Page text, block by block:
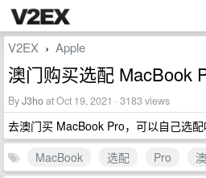
V2EX › Apple
澳门购买选配 MacBook
ByJ3hoat Oct 19, 2021 · 3183 views
去澳门买 MacBook Pro，可以自己选
MacBook
选配 Pro